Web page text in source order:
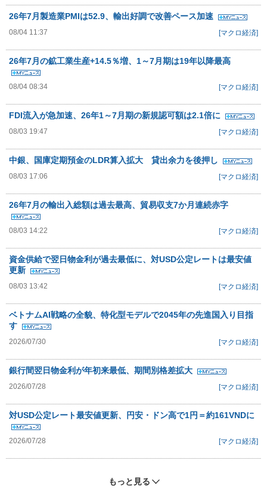
26年7月製造業PMIは52.9、輸出好調で改善ペース加速
08/04 11:37 [マクロ経済]
26年7月の鉱工業生産+14.5％増、1～7月期は19年以降最高
08/04 08:34 [マクロ経済]
FDI流入が急加速、26年1～7月期の新規認可額は2.1倍に
08/03 19:47 [マクロ経済]
中銀、国庫定期預金のLDR算入拡大 貸出余力を後押し
08/03 17:06 [マクロ経済]
26年7月の輸出入総額は過去最高、貿易収支7か月連続赤字
08/03 14:22 [マクロ経済]
資金供給で翌日物金利が過去最低に、対USD公定レートは最安値
更新
08/03 13:42 [マクロ経済]
ベトナムAI戦略の全貌、特化型モデルで2045年の先進国入り目指
す
2026/07/30 [マクロ経済]
銀行間翌日物金利が年初来最低、期間別格差拡大
2026/07/28 [マクロ経済]
対USD公定レート最安値更新、円安・ドン高で1円＝約161VNDに
2026/07/28 [マクロ経済]
もっと見る